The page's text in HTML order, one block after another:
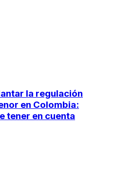
la regulación
en Colombia:
tener en cuenta